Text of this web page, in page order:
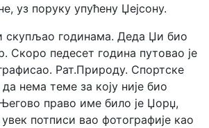
уз поруку упућену Џејсону.
скупљао годинама. Деда Џи био
Скоро педесет година путовао је
Рат.Природу. Спортске
да нема теме за коју није био
право име било је Џорџ,
потписи вао фотографије као